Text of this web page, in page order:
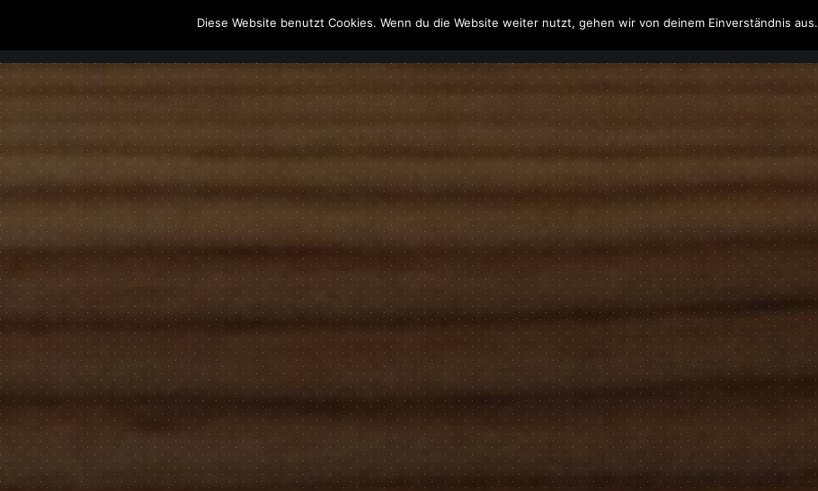
The Howling Men Filme & Serien Musik Spielzeug Literatur
Diese Website benutzt Cookies. Wenn du die Website weiter nutzt, gehen wir von deinem Einverständnis aus.